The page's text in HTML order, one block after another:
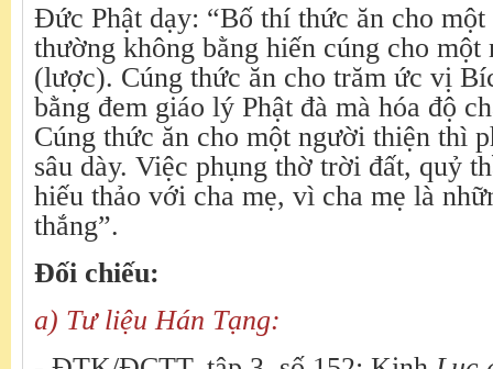
Đức Phật dạy: “Bố thí thức ăn cho
thường không bằng hiến cúng cho
(lược). Cúng thức ăn cho trăm ức vị
bằng đem giáo lý Phật đà mà hóa độ
Cúng thức ăn cho một người thiện thì
sâu dày. Việc phụng thờ trời đất, quỷ
hiếu thảo với cha mẹ, vì cha mẹ là
thắng”.
Đối chiếu:
a) Tư liệu Hán Tạng: